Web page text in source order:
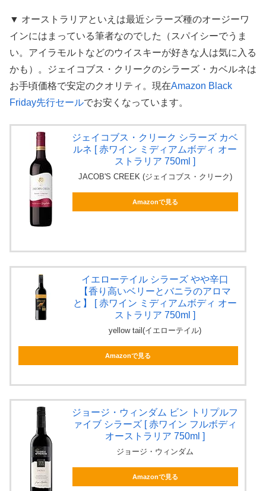
▼ オーストラリアといえは最近シラーズ種のオージーワ
インにはまっている筆者なのでした（スパイシーでうま
い。アイラモルトなどのウイスキーが好きな人は気に入る
かも）。ジェイコブス・クリークのシラーズ・カベルネは
お手頃価格で安定のクオリティ。現在Amazon Black
Friday先行セールでお安くなっています。
ジェイコブス・クリーク シラーズ カベ
ルネ [ 赤ワイン ミディアムボディ オー
ストラリア 750ml ]
JACOB'S CREEK (ジェイコブス・クリーク)
Amazonで見る
イエローテイル シラーズ やや辛口
【香り高いベリーとバニラのアロマ
と】 [ 赤ワイン ミディアムボディ オー
ストラリア 750ml ]
yellow tail(イエローテイル)
Amazonで見る
ジョージ・ウィンダム ビン トリプルフ
ァイブ シラーズ [ 赤ワイン フルボディ
オーストラリア 750ml ]
ジョージ・ウィンダム
Amazonで見る